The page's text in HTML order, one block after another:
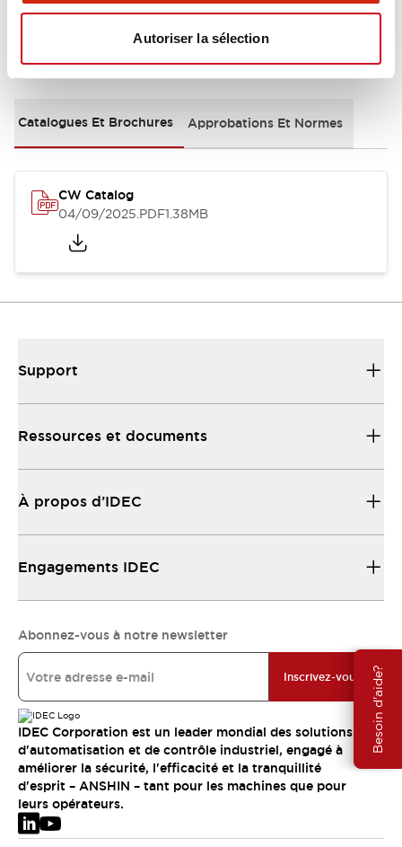
Autoriser la sélection
Besoin d'aide?
Documents et fichiers
Catalogues Et Brochures Approbations Et Normes
CW Catalog
04/09/2025.PDF1.38MB
Support
Ressources et documents
À propos d’IDEC
Engagements IDEC
Abonnez-vous à notre newsletter
Inscrivez-vous
IDEC Corporation est un leader mondial des solutions
d'automatisation et de contrôle industriel, engagé à
améliorer la sécurité, l'efficacité et la tranquillité
d'esprit – ANSHIN – tant pour les machines que pour
leurs opérateurs.